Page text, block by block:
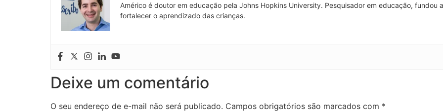
Américo é doutor em educação pela Johns Hopkins University. Pesquisador em educação, fundou
fortalecer o aprendizado das crianças.
Deixe um comentário
O seu endereço de e-mail não será publicado. Campos obrigatórios são marcados com *